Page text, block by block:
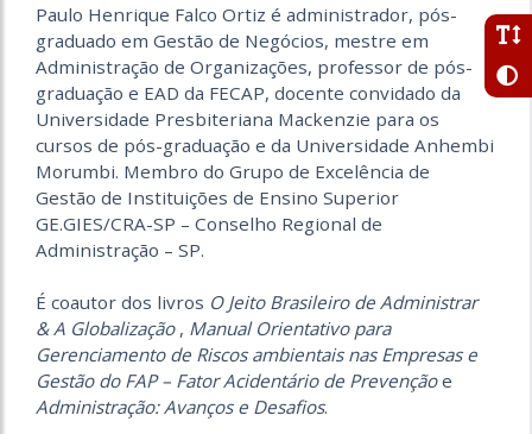
Paulo Henrique Falco Ortiz é administrador, pós-
graduado em Gestão de Negócios, mestre em
Administração de Organizações, professor de pós-
graduação e EAD da FECAP, docente convidado da
Universidade Presbiteriana Mackenzie para os
cursos de pós-graduação e da Universidade Anhembi
Morumbi. Membro do Grupo de Excelência de
Gestão de Instituições de Ensino Superior
GE.GIES/CRA-SP – Conselho Regional de
Administração – SP.
É coautor dos livros O Jeito Brasileiro de Administrar
& A Globalização, Manual Orientativo para
Gerenciamento de Riscos ambientais nas Empresas e
Gestão do FAP – Fator Acidentário de Prevençãoe
Administração: Avanços e Desafios.